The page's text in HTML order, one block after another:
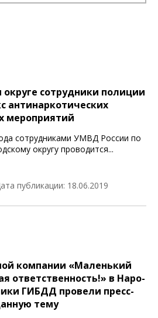
сотрудники полиции
антинаркотических
мероприятий
сотрудниками УМВД России по
округу проводится...
публикации: 18.06.2019
компании «Маленький
ответственность!» в Наро-
ГИБДД провели пресс-
тему